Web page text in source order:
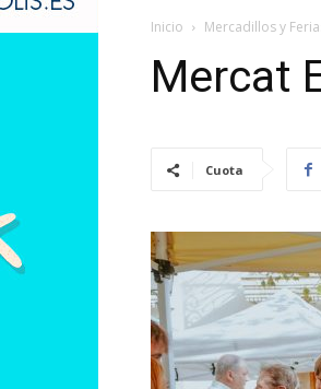
Inicio Mercadillos y
Mercat
Cuota